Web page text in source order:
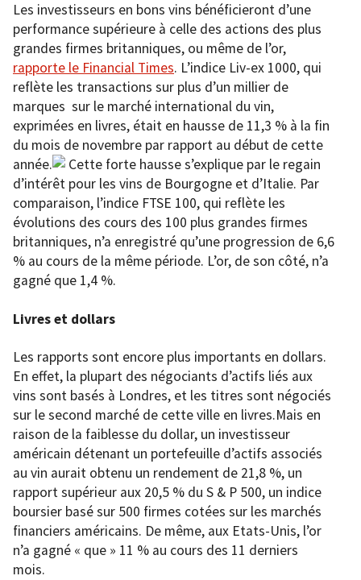
Les investisseurs en bons vins bénéficieront d’une
performance supérieure à celle des actions des plus
grandes firmes britanniques, ou même de l’or,
rapporte le Financial Times. L’indice Liv-ex 1000, qui
reflète les transactions sur plus d’un millier de
marques sur le marché international du vin,
exprimées en livres, était en hausse de 11,3 % à la fin
du mois de novembre par rapport au début de cette
année.
Cette forte hausse s’explique par le regain
d’intérêt pour les vins de Bourgogne et d’Italie. Par
comparaison, l’indice FTSE 100, qui reflète les
évolutions des cours des 100 plus grandes firmes
britanniques, n’a enregistré qu’une progression de 6,6
% au cours de la même période. L’or, de son côté, n’a
gagné que 1,4 %.
Livres et dollars
Les rapports sont encore plus importants en dollars.
En effet, la plupart des négociants d’actifs liés aux
vins sont basés à Londres, et les titres sont négociés
sur le second marché de cette ville en livres.Mais en
raison de la faiblesse du dollar, un investisseur
américain détenant un portefeuille d’actifs associés
au vin aurait obtenu un rendement de 21,8 %, un
rapport supérieur aux 20,5 % du S & P 500, un indice
boursier basé sur 500 firmes cotées sur les marchés
financiers américains. De même, aux Etats-Unis, l’or
n’a gagné « que » 11 % au cours des 11 derniers
mois.